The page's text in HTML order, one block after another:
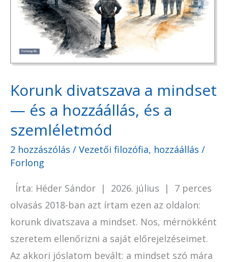
Korunk divatszava a mindset
— és a hozzáállás, és a
szemléletmód
2 hozzászólás / Vezetői filozófia, hozzáállás /
Forlong
Írta: Héder Sándor | 2026. július | 7 perces
olvasás 2018-ban azt írtam ezen az oldalon:
korunk divatszava a mindset. Nos, mérnökként
szeretem ellenőrizni a saját előrejelzéseimet.
Az akkori jóslatom bevált: a mindset szó mára
hozzáállás,
és
szemléletmód